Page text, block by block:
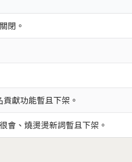
閉。
獻功能暫且下架。
會、燒燙燙新詞暫且下架。